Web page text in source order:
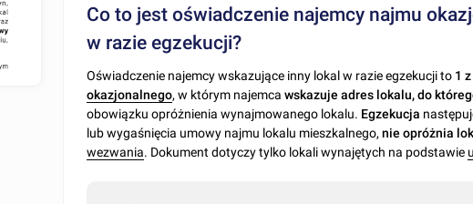
Co to jest oświadczenie najemcy najmu
w razie egzekucji?
Oświadczenie najemcy wskazujące inny lokal w razie egzekucji to 1
okazjonalnego, w którym najemcawskazuje adres lokalu, do
obowiązku opróżnienia wynajmowanego lokalu. Egzekucja
lub wygaśnięcia umowy najmu lokalu mieszkalnego,nie opróżnia
wezwania. Dokument dotyczy tylko lokali wynajętych na podstawie